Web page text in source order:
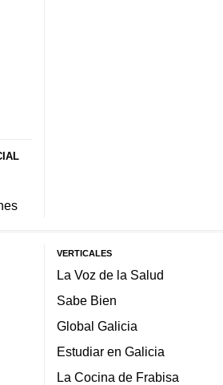
VERTICALES
La Voz de la Salud
Sabe Bien
Global Galicia
Estudiar en Galicia
La Cocina de Frabisa